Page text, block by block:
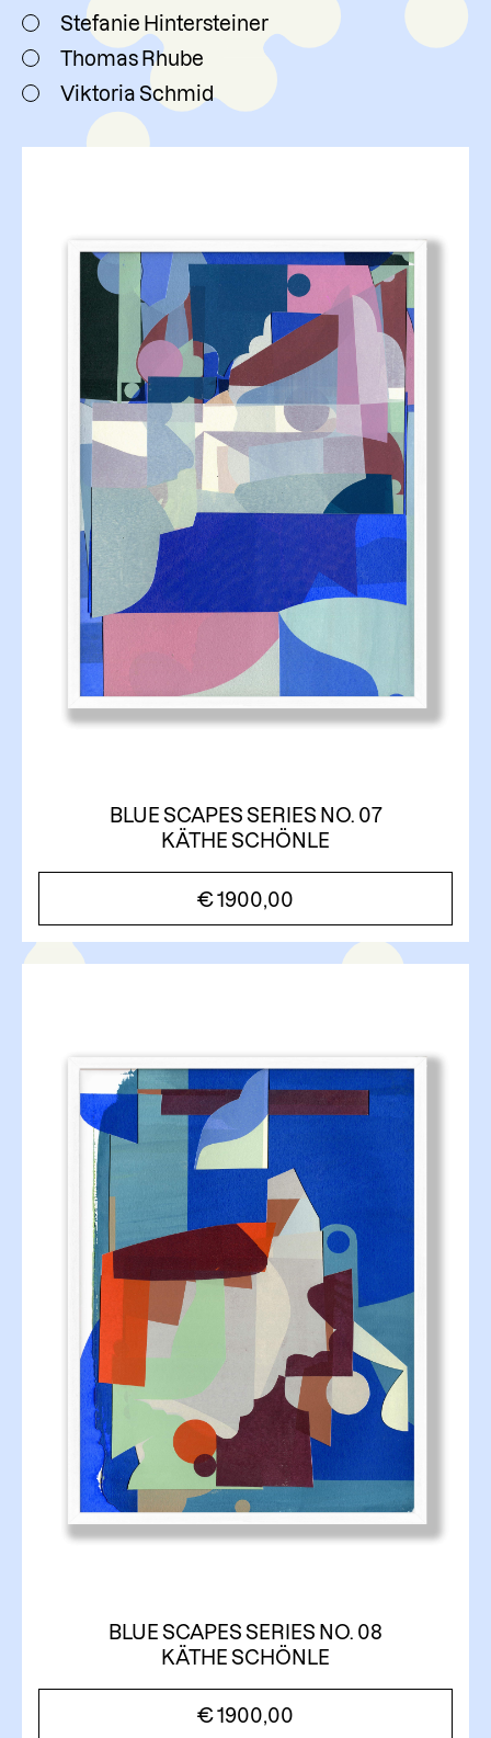
Stefanie Hintersteiner
Thomas Rhube
Viktoria Schmid
BLUE SCAPES SERIES NO. 07
KÄTHE SCHÖNLE
€1900,00
BLUE SCAPES SERIES NO. 08
KÄTHE SCHÖNLE
€1900,00